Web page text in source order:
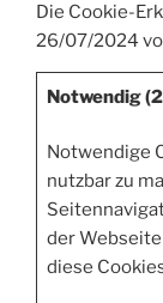
Die Cookie-
26/07/2024
Notwendig
Notwendige
nutzbar zu
der
diese